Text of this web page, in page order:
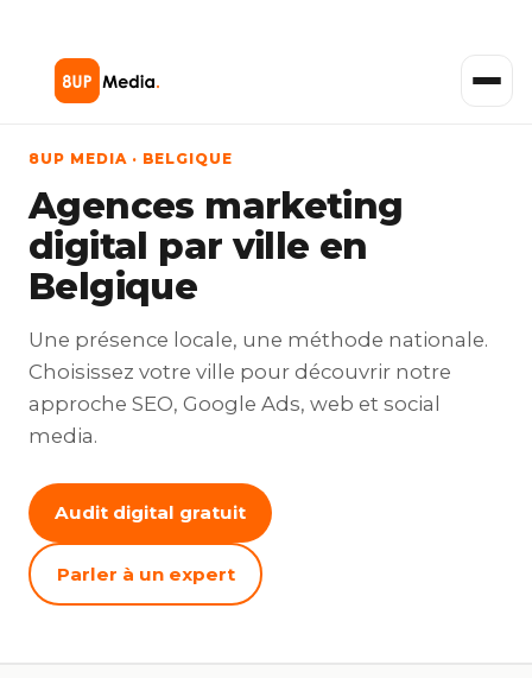
8UP MEDIA · BELGIQUE
Agences marketing
digital par ville en
Belgique
Une présence locale, une méthode nationale.
Choisissez votre ville pour découvrir notre
approche SEO, Google Ads, web et social
media.
Audit digital gratuit
Parler à un expert